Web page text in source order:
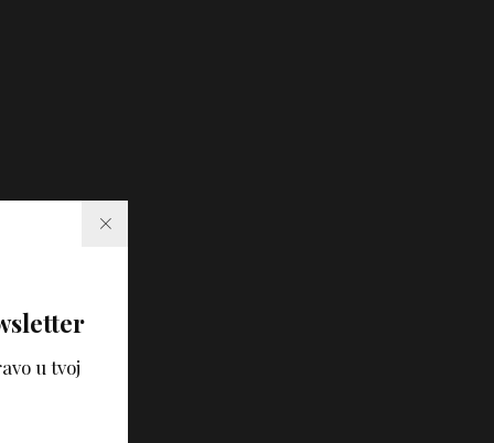
u tvoj